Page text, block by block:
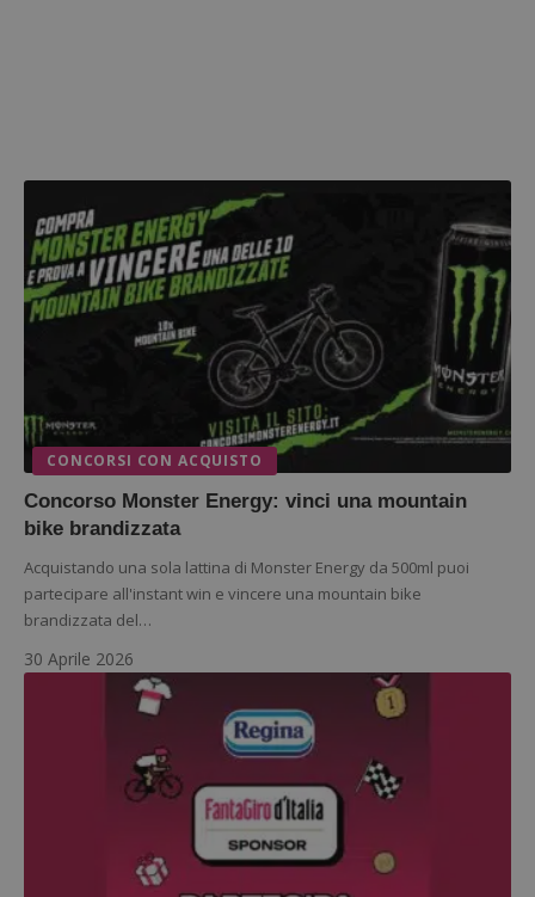
CONCORSI CON ACQUISTO
Concorso Monster Energy: vinci una mountain
bike brandizzata
Acquistando una sola lattina di Monster Energy da 500ml puoi
partecipare all'instant win e vincere una mountain bike
brandizzata del…
30 Aprile 2026